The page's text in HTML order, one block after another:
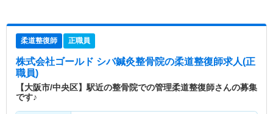
柔道整復師 正職員
株式会社ゴールド シバ鍼灸整骨院の柔道整復師求人(正
職員)
【大阪市/中央区】駅近の整骨院での管理柔道整復師さんの募集
です♪